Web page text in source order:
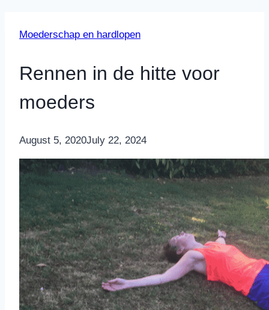
Moederschap en hardlopen
Rennen in de hitte voor
moeders
ByNicole
August 5, 2020July 22, 2024